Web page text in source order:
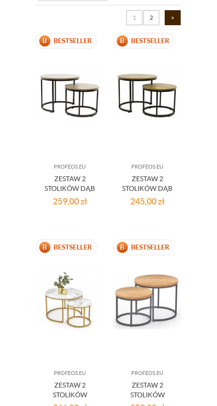
1 2 >
PROFEOS.EU
ZESTAW 2
STOLIKÓW DĄB
SONOMA LOFT
INDUSTRIAL
259,00zł
PROFEOS.EU
ZESTAW 2
STOLIKÓW DĄB
LOFT INDUSTRIAL
245,00zł
PROFEOS.EU
ZESTAW 2
STOLIKÓW
PROFEOS.EU
ZESTAW 2
STOLIKÓW